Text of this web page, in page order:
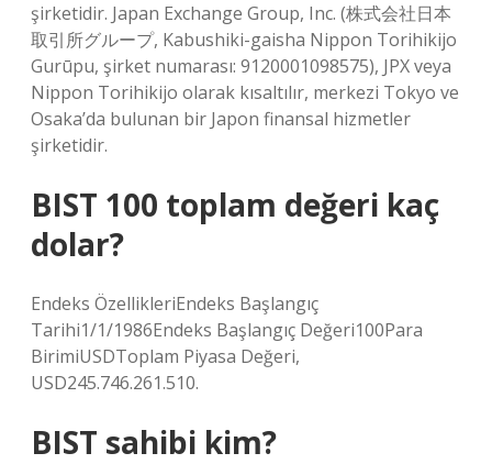
şirketidir. Japan Exchange Group, Inc. (株式会社日本
取引所グループ, Kabushiki-gaisha Nippon Torihikijo
Gurūpu, şirket numarası: 9120001098575), JPX veya
Nippon Torihikijo olarak kısaltılır, merkezi Tokyo ve
Osaka’da bulunan bir Japon finansal hizmetler
şirketidir.
BIST 100 toplam değeri kaç
dolar?
Endeks ÖzellikleriEndeks Başlangıç ​​
Tarihi1/1/1986Endeks Başlangıç ​​Değeri100Para
BirimiUSDToplam Piyasa Değeri,
USD245.746.261.510.
BIST sahibi kim?